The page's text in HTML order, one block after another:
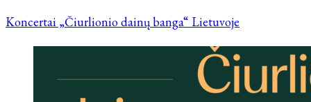
Koncertai „Čiurlionio dainų banga“ Lietuvoje